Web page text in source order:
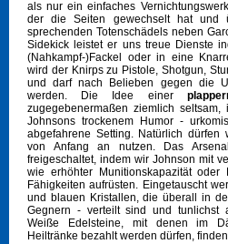
als nur ein einfaches
der die Seiten gewechselt hat und
sprechenden Totenschädels neben
Sidekick leistet er uns treue Dienste
(Nahkampf-)Fackel oder in eine
wird der Knirps zu Pistole, Shotgun,
und darf nach Belieben gegen die
werden. Die Idee einer
zugegebenermaßen ziemlich
Johnsons trockenem Humor -
abgefahrene Setting. Natürlich
von Anfang an nutzen. Das
freigeschaltet, indem wir Johnson mit
wie erhöhter Munitionskapazität oder
Fähigkeiten aufrüsten. Eingetauscht
und blauen Kristallen, die überall in
Gegnern - verteilt sind und tunlichst
Weiße Edelsteine, mit denen im
Heiltränke bezahlt werden dürfen,